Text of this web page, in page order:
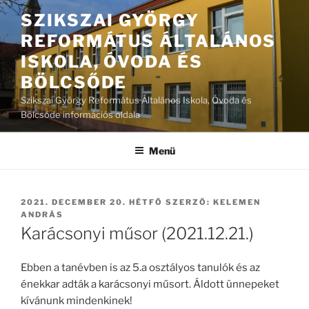
Tartalomhoz
SZIKSZAI GYÖRGY
REFORMÁTUS ÁLTALÁNOS
ISKOLA, ÓVODA ÉS
BÖLCSŐDE
Szikszai György Református Általános Iskola, Óvoda és
Bölcsőde információs oldala
Menü
BEKÜLDVE:
2021. DECEMBER 20. HÉTFŐ SZERZŐ: KELEMEN
ANDRÁS
Karácsonyi műsor (2021.12.21.)
Ebben a tanévben is az 5.a osztályos tanulók és az
énekkar adták a karácsonyi műsort. Áldott ünnepeket
kívánunk mindenkinek!